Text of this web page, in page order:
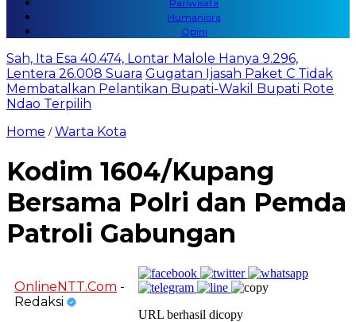
Pariwisata
Humaniora
Opini
Sah, Ita Esa 40.474, Lontar Malole Hanya 9.296,
Lentera 26.008 Suara Gugatan Ijasah Paket C Tidak
Membatalkan Pelantikan Bupati-Wakil Bupati Rote
Ndao Terpilih
Home /Warta Kota
Kodim 1604/Kupang
Bersama Polri dan Pemda
Patroli Gabungan
OnlineNTT.Com -
Redaksi
URL berhasil dicopy